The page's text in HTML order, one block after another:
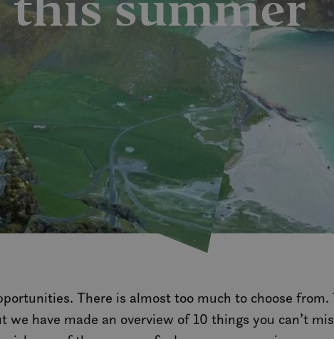
There is almost too much to choose from.
we have made an overview of 10 things you can’t